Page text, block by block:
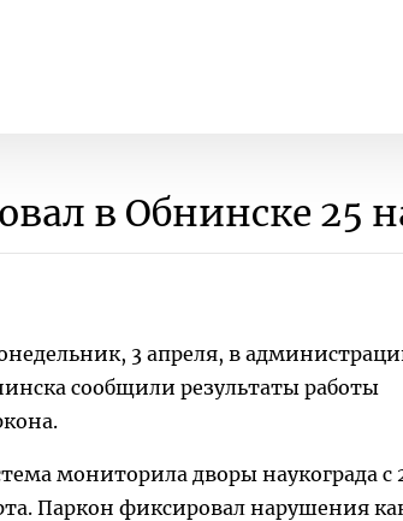
в Обнинске 25
3 апреля, в
сообщили результаты работы
мониторила дворы наукограда с
Паркон фиксировал нарушения